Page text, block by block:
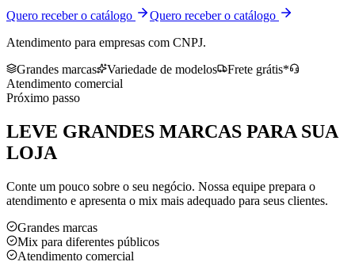
Quero receber o catálogo
Quero receber o catálogo
Atendimento para empresas com CNPJ.
Grandes marcas
Variedade de modelos
Frete grátis*
Atendimento comercial
Próximo passo
LEVE GRANDES MARCAS PARA SUA
LOJA
Conte um pouco sobre o seu negócio. Nossa equipe prepara o
atendimento e apresenta o mix mais adequado para seus clientes.
Grandes marcas
Mix para diferentes públicos
Atendimento comercial